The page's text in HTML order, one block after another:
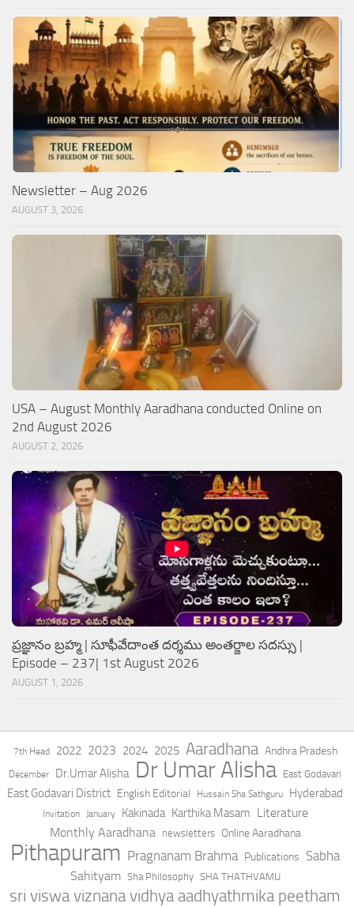
Newsletter – Aug 2026
AUGUST 3, 2026
USA – August Monthly Aaradhana conducted Online on
2nd August 2026
AUGUST 2, 2026
ప్రజ్ఞానం బ్రహ్మ | సూఫీవేదాంత దర్శము అంతర్జాల సదస్సు |
Episode – 237| 1st August 2026
AUGUST 1, 2026
7th Head 2022 2023 2024 2025 Aaradhana Andhra Pradesh
December Dr.Umar Alisha Dr Umar Alisha East Godavari
East Godavari District English Editorial Hussain Sha Sathguru Hyderabad
Invitation January Kakinada Karthika Masam Literature
Monthly Aaradhana
newsletters Online Aaradhana
Pithapuram Pragnanam Brahma Publications Sabha
Sahityam Sha Philosophy SHA THATHVAMU
sri viswa viznana vidhya aadhyathmika peetham